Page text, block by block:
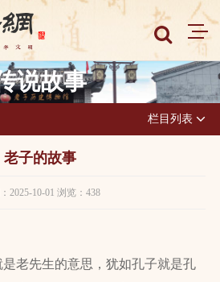
说故事
栏目列表
老子的故事
2025-10-01 浏览：438
老先生的意思，犹如孔子就是孔